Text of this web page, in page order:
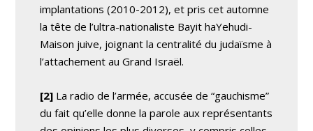
implantations (2010-2012), et pris cet automne
la tête de l’ultra-nationaliste Bayit haYehudi-
Maison juive, joignant la centralité du judaïsme à
l’attachement au Grand Israël.
[2] La radio de l’armée, accusée de “gauchisme”
du fait qu’elle donne la parole aux représentants